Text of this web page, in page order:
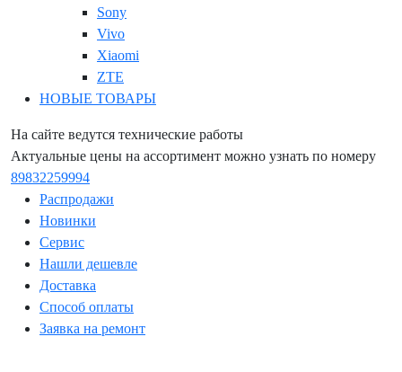
Sony
Vivo
Xiaomi
ZTE
НОВЫЕ ТОВАРЫ
На сайте ведутся технические работы
Актуальные цены на ассортимент можно узнать по номеру
89832259994
Распродажи
Новинки
Сервис
Нашли дешевле
Доставка
Способ оплаты
Заявка на ремонт